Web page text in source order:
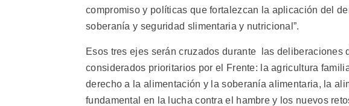
compromiso y políticas que fortalezcan la aplicación del
soberanía y seguridad slimentaria y nutricional”.
Esos tres ejes serán cruzados durante las deliberaciones
considerados prioritarios por el Frente: la agricultura
derecho a la alimentación y la soberanía alimentaria, la
fundamental en la lucha contra el hambre y los nuevos